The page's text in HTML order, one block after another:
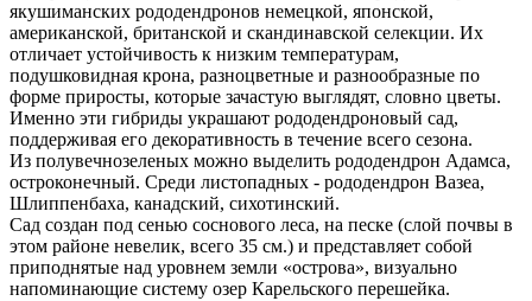
якушиманских рододендронов немецкой, японской,
американской, британской и скандинавской селекции. Их
отличает устойчивость к низким температурам,
подушковидная крона, разноцветные и разнообразные по
форме приросты, которые зачастую выглядят, словно цветы.
Именно эти гибриды украшают рододендроновый сад,
поддерживая его декоративность в течение всего сезона.
Из полувечнозеленых можно выделить рододендрон Адамса,
остроконечный. Среди листопадных - рододендрон Вазеа,
Шлиппенбаха, канадский, сихотинский.
Сад создан под сенью соснового леса, на песке (слой почвы в
этом районе невелик, всего 35 см.) и представляет собой
приподнятые над уровнем земли «острова», визуально
напоминающие систему озер Карельского перешейка.